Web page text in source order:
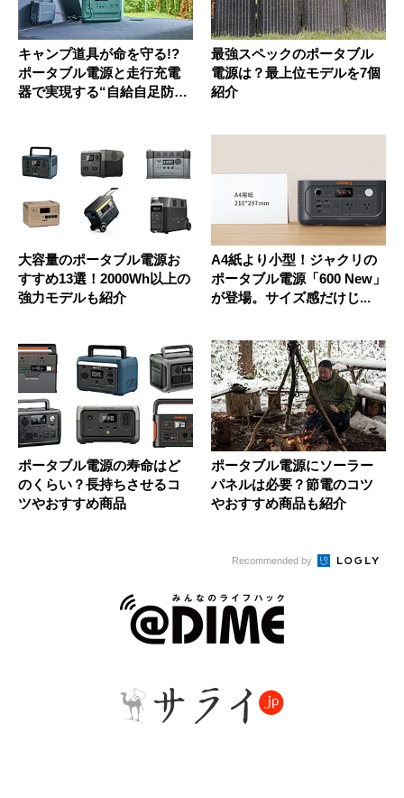
キャンプ道具が命を守る!?
ポータブル電源と走行充電
器で実現する“自給自足防
最強スペックのポータブル
電源は？最上位モデルを7個
紹介
大容量のポータブル電源お
すすめ13選！2000Wh以上の
強力モデルも紹介
A4紙より小型！ジャクリの
ポータブル電源「600 New」
が登場。サイズ感だけじ...
ポータブル電源の寿命はど
のくらい？長持ちさせるコ
ツやおすすめ商品
ポータブル電源にソーラー
パネルは必要？節電のコツ
やおすすめ商品も紹介
Recommended by